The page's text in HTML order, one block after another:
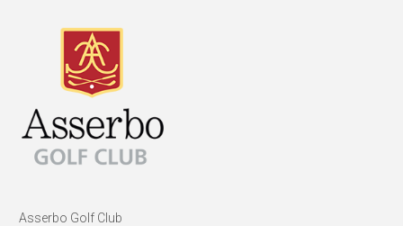
Asserbo Golf Club